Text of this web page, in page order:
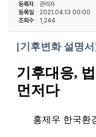
등록자
관리자
등록일
2021.04.13 00:00
조회수
1,244
[기후변화 설명
기후대응,
먼저다
홍제우 한국환